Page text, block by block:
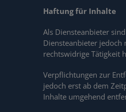
Haftung für Inhalte
Als Diensteanbieter
Diensteanbieter
rechtswidrige Tätigkeit
Verpflichtungen zur
jedoch erst ab dem
Inhalte umgehend